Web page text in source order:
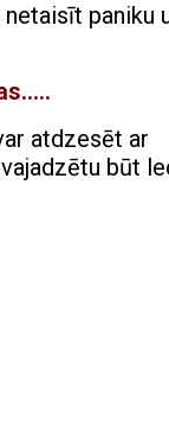
paniku
atdzesēt ar
būt